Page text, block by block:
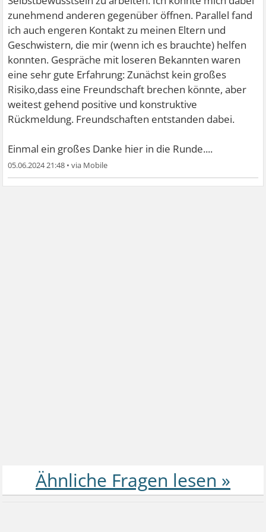
zunehmend anderen gegenüber öffnen. Parallel fand
ich auch engeren Kontakt zu meinen Eltern und
Geschwistern, die mir (wenn ich es brauchte) helfen
konnten. Gespräche mit loseren Bekannten waren
eine sehr gute Erfahrung: Zunächst kein großes
Risiko,dass eine Freundschaft brechen könnte, aber
weitest gehend positive und konstruktive
Rückmeldung. Freundschaften entstanden dabei.
Einmal ein großes Danke hier in die Runde....
05.06.2024 21:48 •